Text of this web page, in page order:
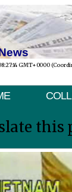
GMT+0000
this